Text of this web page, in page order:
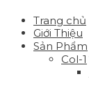
Trang chủ
Giới Thiệu
Sản Phẩm
Col-1